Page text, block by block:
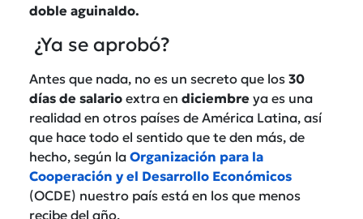
doble aguinaldo.
¿Ya se aprobó?
Antes que nada, no es un secreto que los 30
días de salario extra en diciembre ya es una
realidad en otros países de América Latina, así
que hace todo el sentido que te den más, de
hecho, según la Organización para la
Cooperación y el Desarrollo Económicos
(OCDE) nuestro país está en los que menos
recibe del año.